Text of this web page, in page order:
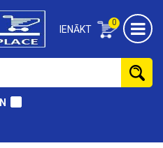
0
IENĀKT